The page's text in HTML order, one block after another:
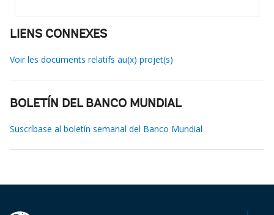
LIENS CONNEXES
Voir les documents relatifs au(x) projet(s)
BOLETÍN DEL BANCO MUNDIAL
Suscríbase al boletín semanal del Banco Mundial